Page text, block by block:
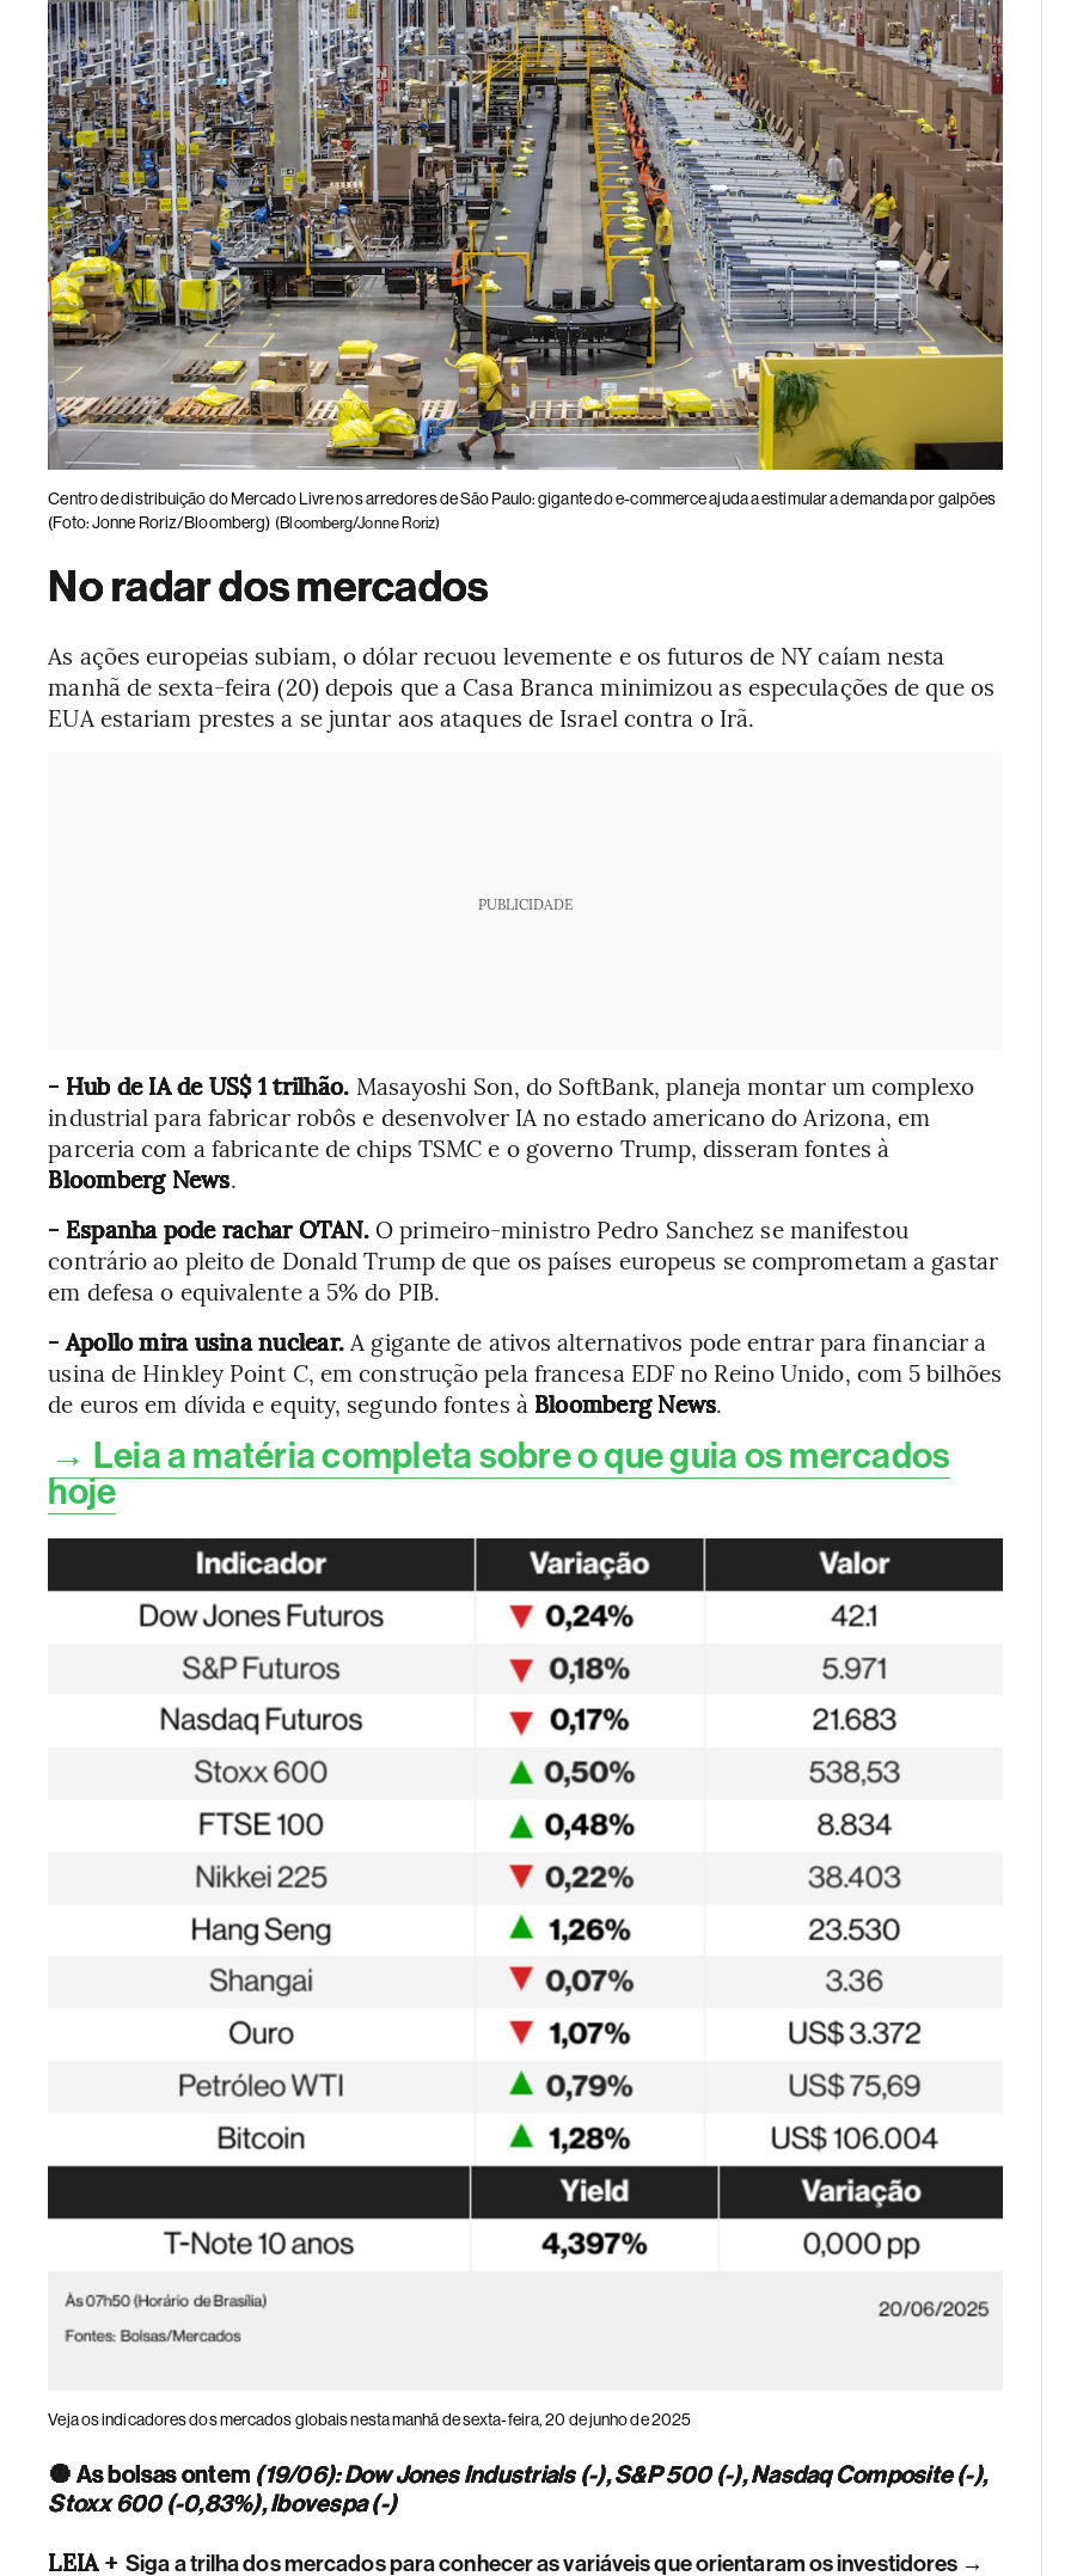
Centro de distribuição do Mercado Livre nos arredores de São Paulo: gigante do e-commerce ajuda a estimular a demanda por galpões
(Foto: Jonne Roriz/Bloomberg) (Bloomberg/Jonne Roriz)
No radar dos mercados
As ações europeias subiam, o dólar recuou levemente e os futuros de NY caíam nesta
manhã de sexta-feira (20) depois que a Casa Branca minimizou as especulações de que os
EUA estariam prestes a se juntar aos ataques de Israel contra o Irã.
PUBLICIDADE
- Hub de IA de US$ 1 trilhão. Masayoshi Son, do SoftBank, planeja montar um complexo
industrial para fabricar robôs e desenvolver IA no estado americano do Arizona, em
parceria com a fabricante de chips TSMC e o governo Trump, disseram fontes à
Bloomberg News.
- Espanha pode rachar OTAN. O primeiro-ministro Pedro Sanchez se manifestou
contrário ao pleito de Donald Trump de que os países europeus se comprometam a gastar
em defesa o equivalente a 5% do PIB.
- Apollo mira usina nuclear. A gigante de ativos alternativos pode entrar para financiar a
usina de Hinkley Point C, em construção pela francesa EDF no Reino Unido, com 5 bilhões
de euros em dívida e equity, segundo fontes à Bloomberg News.
→ Leia a matéria completa sobre o que guia os mercados
hoje
Veja os indicadores dos mercados globais nesta manhã de sexta-feira, 20 de junho de 2025
🔘 As bolsas ontem (19/06): Dow Jones Industrials (-), S&P 500 (-), Nasdaq Composite (-),
Stoxx 600 (-0,83%), Ibovespa (-)
LEIA + Siga a trilha dos mercados para conhecer as variáveis que orientaram os investidores →